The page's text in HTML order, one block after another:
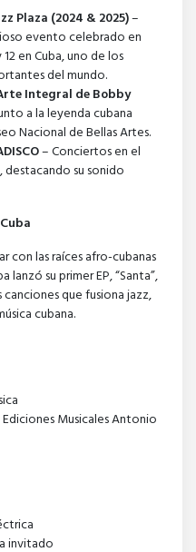
Plaza (2024 & 2025)–
evento celebrado en
en Cuba, uno de los
del mundo.
Integral de Bobby
a la leyenda cubana
Nacional de Bellas Artes.
– Conciertos en el
su sonido
con las raíces afro-cubanas
lanzó su primer EP, “Santa”,
que fusiona jazz,
cubana.
Musicales Antonio
invitado